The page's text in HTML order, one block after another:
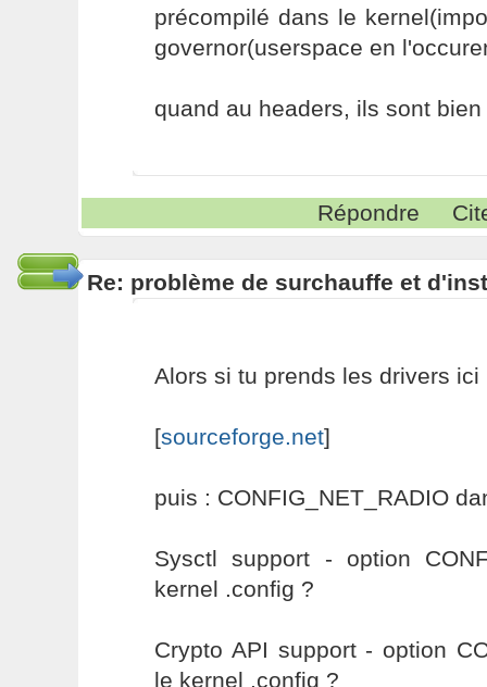
précompilé dans le
governor(userspace en
quand au headers, ils sont
Répondre
Re: problème de surchauffe et
Alors si tu prends les drivers ici
[sourceforge.net]
puis : CONFIG_NET_RADIO
Sysctl support - option
kernel .config ?
Crypto API support - option
le kernel .config ?